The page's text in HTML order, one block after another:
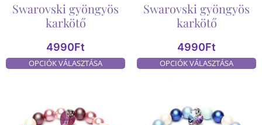
Swarovski gyöngyös
karkötő
4990Ft
OPCIÓK VÁLASZTÁSA
Swarovski gyöngyös
karkötő
4990Ft
OPCIÓK VÁLASZTÁSA